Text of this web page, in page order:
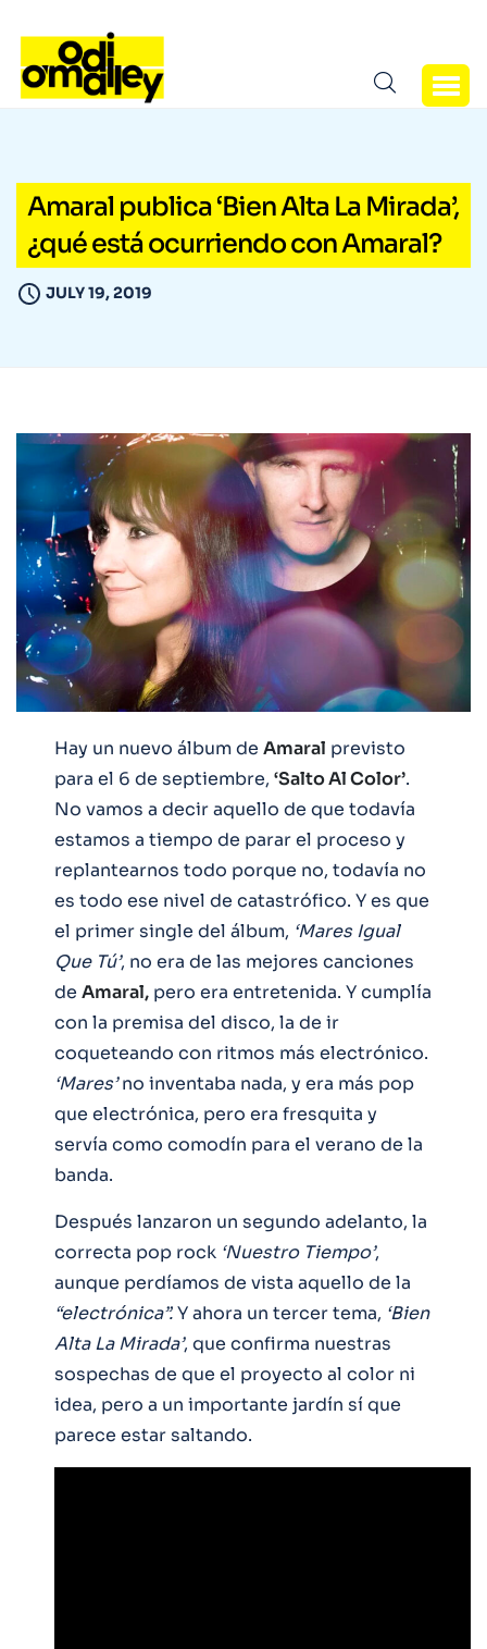
Amaral publica ‘Bien Alta La Mirada’,
¿qué está ocurriendo con Amaral?
JULY 19, 2019
Hay un nuevo álbum de Amaral previsto
para el 6 de septiembre, ‘Salto Al Color’.
No vamos a decir aquello de que todavía
estamos a tiempo de parar el proceso y
replantearnos todo porque no, todavía no
es todo ese nivel de catastrófico. Y es que
el primer single del álbum, ‘Mares Igual
Que Tú’, no era de las mejores canciones
de Amaral, pero era entretenida. Y cumplía
con la premisa del disco, la de ir
coqueteando con ritmos más electrónico.
‘Mares’no inventaba nada, y era más pop
que electrónica, pero era fresquita y
servía como comodín para el verano de la
banda.
Después lanzaron un segundo adelanto, la
correcta pop rock ‘Nuestro Tiempo’,
aunque perdíamos de vista aquello de la
“electrónica”.Y ahora un tercer tema, ‘Bien
Alta La Mirada’, que confirma nuestras
sospechas de que el proyecto al color ni
idea, pero a un importante jardín sí que
parece estar saltando.